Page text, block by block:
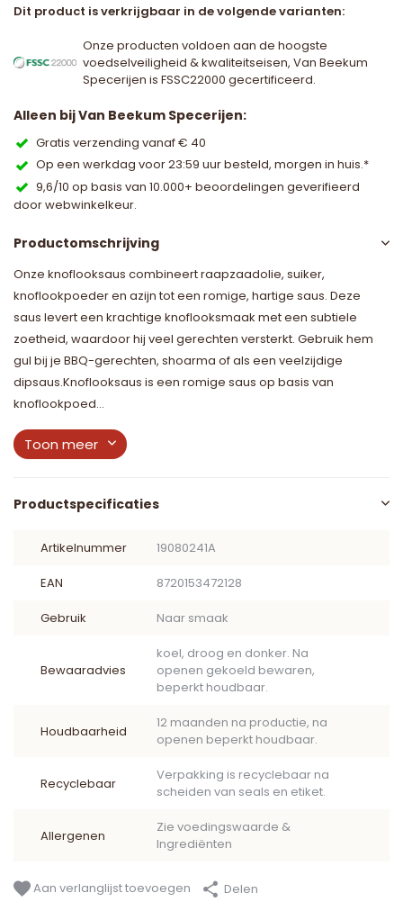
Dit product is verkrijgbaar in de volgende varianten:
Onze producten voldoen aan de hoogste
voedselveiligheid & kwaliteitseisen, Van Beekum
Specerijen is FSSC22000 gecertificeerd.
Alleen bij Van Beekum Specerijen:
Gratis verzending vanaf € 40
Op een werkdag voor 23:59 uur besteld, morgen in huis.*
9,6/10 op basis van 10.000+ beoordelingen geverifieerd
door webwinkelkeur.
Productomschrijving
Onze knoflooksaus combineert raapzaadolie, suiker,
knoflookpoeder en azijn tot een romige, hartige saus. Deze
saus levert een krachtige knoflooksmaak met een subtiele
zoetheid, waardoor hij veel gerechten versterkt. Gebruik hem
gul bij je BBQ-gerechten, shoarma of als een veelzijdige
dipsaus.Knoflooksaus is een romige saus op basis van
knoflookpoed...
Toon meer
Productspecificaties
Artikelnummer 19080241A
EAN 8720153472128
Gebruik Naar smaak
Bewaaradvies
koel, droog en donker. Na
openen gekoeld bewaren,
beperkt houdbaar.
Houdbaarheid
12 maanden na productie, na
openen beperkt houdbaar.
Recyclebaar
Verpakking is recyclebaar na
scheiden van seals en etiket.
Allergenen
Zie voedingswaarde &
Ingrediënten
Aan verlanglijst toevoegen Delen